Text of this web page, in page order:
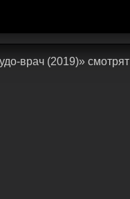
врач (2019)» cмoтpят